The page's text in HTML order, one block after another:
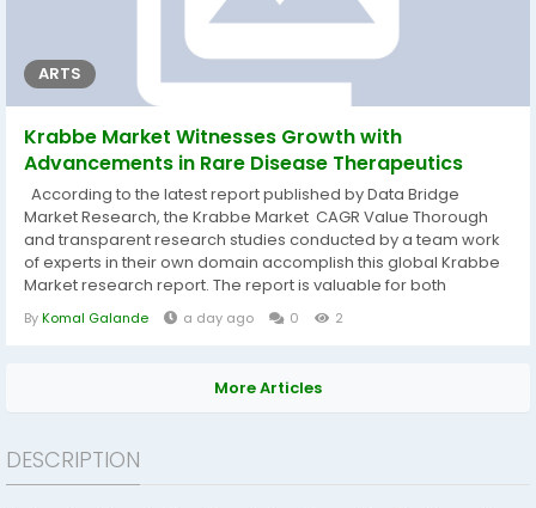
ARTS
Krabbe Market Witnesses Growth with
Advancements in Rare Disease Therapeutics
According to the latest report published by Data Bridge
Market Research, the Krabbe Market CAGR Value Thorough
and transparent research studies conducted by a team work
of experts in their own domain accomplish this global Krabbe
Market research report. The report is valuable for both
customary and emerging market players in the industry and
provides in-depth market insights. This report is a great
ByKomal Galande a day ago 0 2
More Articles
DESCRIPTION